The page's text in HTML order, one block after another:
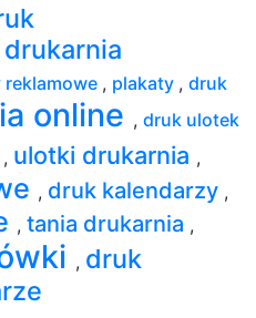
drukarnia
reklamowe , plakaty , druk
online , druk ulotek
, ulotki drukarnia ,
, druk kalendarzy ,
, tania drukarnia ,
, druk